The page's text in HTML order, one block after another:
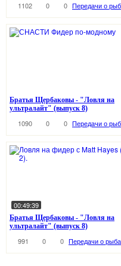
1102 0 0 Передачи о
Братья Щербаковы - "Ловля на
ультралайт" (выпуск 8)
1090 0 0 Передачи о
00:49:39
Братья Щербаковы - "Ловля на
ультралайт" (выпуск 8)
991 0 0 Передачи о